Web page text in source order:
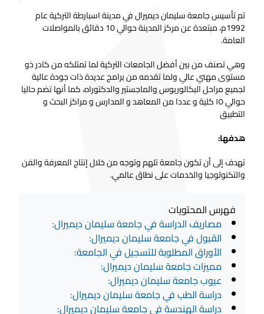
تم تأسيس جامعة سليمان ديميرال في مدينة اسبارطة التركية عام
1992م، مبتعدة عن مركز المدينة حوالي 10 دقائق بالمواصلات
العامة.
وهيتصنف من بين أفضل الجامعات التركية لما تمتلكه من كادر ذو
مستوى مهني عالي ولما تقدمه من برامج عديدة ذات جودة عالية
لجميع مراحل البكالوريوس والماجستير والدكتوراه، كما أنها تضم حاليا
حوالي ١٥ كلية و عددا من المعاهد و المدارس و مراكز البحث و
التطبيق
هدفها:
تهدف إلى أن تكون جامعة تلهم وتوجه من خلال إنتاج المعرفة والفن
والتكنولوجيا والخدمات على نطاق عالمي.
فهرس المحتويات
مصاريف الدراسة في جامعة سليمان ديميرال:
القبول في جامعة سليمان ديميرال:
الأوراق المطلوبة للتسجيل في الجامعة:
مميزات جامعة سليمان ديميرال:
عيوب جامعة سليمان ديميرال:
دراسة الطب في جامعة سليمان ديميرال:
دراسة الهندسة في جامعة سليمان ديميرال: